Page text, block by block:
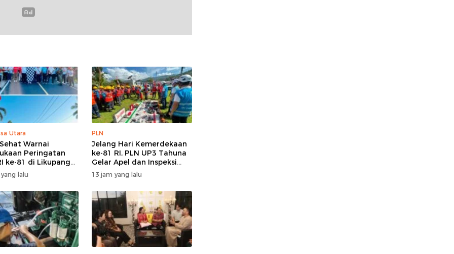
Utara
Warnai
Peringatan
ke-81 di Likupang
lalu
PLN
Jelang Hari Kemerdekaan
ke-81 RI, PLN UP3 Tahuna
Gelar Apel dan Inspeksi
Peralatan Guna Pastikan
Keandalan Listrik
Kepulauan Nusa Utara
13 jam yang lalu